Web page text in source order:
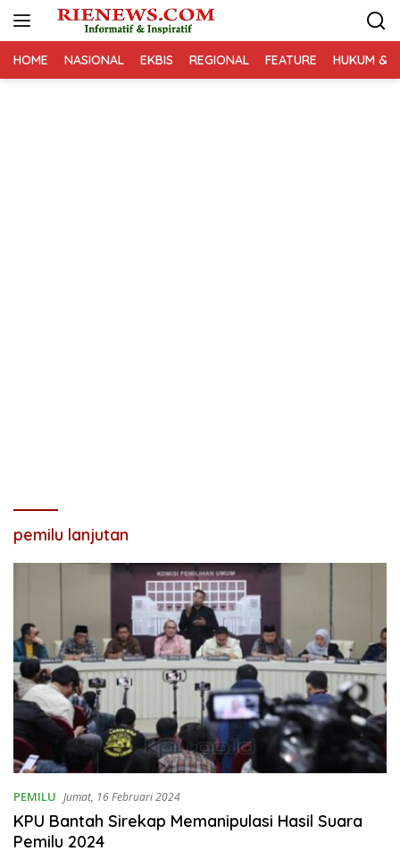
HOME NASIONAL EKBIS REGIONAL FEATURE HUKUM &
pemilu lanjutan
PEMILU Jumat, 16 Februari 2024
KPU Bantah Sirekap Memanipulasi Hasil Suara
Pemilu 2024